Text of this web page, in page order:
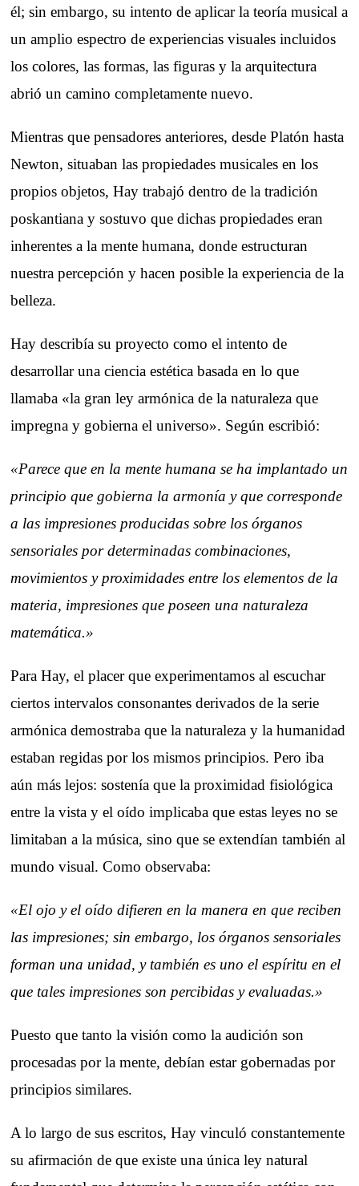
él; sin embargo, su intento de aplicar la teoría musical a
un amplio espectro de experiencias visuales incluidos
los colores, las formas, las figuras y la arquitectura
abrió un camino completamente nuevo.
Mientras que pensadores anteriores, desde Platón hasta
Newton, situaban las propiedades musicales en los
propios objetos, Hay trabajó dentro de la tradición
poskantiana y sostuvo que dichas propiedades eran
inherentes a la mente humana, donde estructuran
nuestra percepción y hacen posible la experiencia de la
belleza.
Hay describía su proyecto como el intento de
desarrollar una ciencia estética basada en lo que
llamaba «la gran ley armónica de la naturaleza que
impregna y gobierna el universo». Según escribió:
«Parece que en la mente humana se ha implantado un
principio que gobierna la armonía y que corresponde
a las impresiones producidas sobre los órganos
sensoriales por determinadas combinaciones,
movimientos y proximidades entre los elementos de la
materia, impresiones que poseen una naturaleza
matemática.»
Para Hay, el placer que experimentamos al escuchar
ciertos intervalos consonantes derivados de la serie
armónica demostraba que la naturaleza y la humanidad
estaban regidas por los mismos principios. Pero iba
aún más lejos: sostenía que la proximidad fisiológica
entre la vista y el oído implicaba que estas leyes no se
limitaban a la música, sino que se extendían también al
mundo visual. Como observaba:
«El ojo y el oído difieren en la manera en que reciben
las impresiones; sin embargo, los órganos sensoriales
forman una unidad, y también es uno el espíritu en el
que tales impresiones son percibidas y evaluadas.»
Puesto que tanto la visión como la audición son
procesadas por la mente, debían estar gobernadas por
principios similares.
A lo largo de sus escritos, Hay vinculó constantemente
su afirmación de que existe una única ley natural